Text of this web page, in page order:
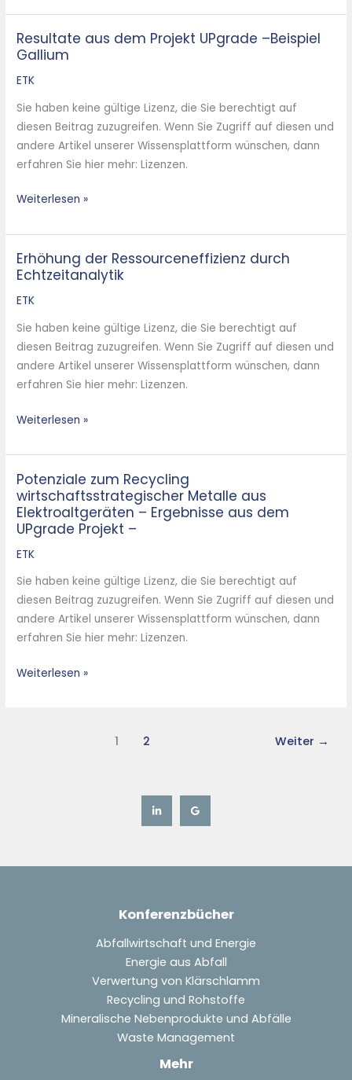
Resultate aus dem Projekt UPgrade –Beispiel
Gallium
ETK
Sie haben keine gültige Lizenz, die Sie berechtigt auf
diesen Beitrag zuzugreifen. Wenn Sie Zugriff auf diesen und
andere Artikel unserer Wissensplattform wünschen, dann
erfahren Sie hier mehr: Lizenzen.
Resultate
aus
dem
UPgrade
–
Beispiel
Gallium
Weiterlesen »
Erhöhung der Ressourceneffizienz durch
Echtzeitanalytik
ETK
Sie haben keine gültige Lizenz, die Sie berechtigt auf
diesen Beitrag zuzugreifen. Wenn Sie Zugriff auf diesen und
andere Artikel unserer Wissensplattform wünschen, dann
erfahren Sie hier mehr: Lizenzen.
Erhöhung
der
Ressourceneffizienz
Echtzeitanalytik
Weiterlesen »
Potenziale zum Recycling
wirtschaftsstrategischer Metalle aus
Elektroaltgeräten – Ergebnisse aus dem
UPgrade Projekt –
ETK
Sie haben keine gültige Lizenz, die Sie berechtigt auf
diesen Beitrag zuzugreifen. Wenn Sie Zugriff auf diesen und
andere Artikel unserer Wissensplattform wünschen, dann
erfahren Sie hier mehr: Lizenzen.
Potenziale
zum
Recycling
wirtschaftsstrategischer
Metalle
aus
Elektroaltgeräten
Ergebnisse
dem
Weiterlesen »
1 2 Weiter →
Konferenzbücher
Abfallwirtschaft und Energie
Energie aus Abfall
Verwertung von Klärschlamm
Recycling und Rohstoffe
Mineralische Nebenprodukte und Abfälle
Waste Management
Mehr